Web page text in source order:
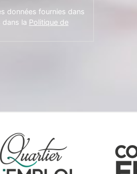
données fournies dans
dans la Politique de